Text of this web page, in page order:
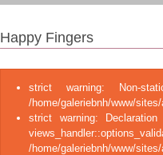
Happy Fingers
strict warning: Non-
/home/galeriebnh/www/
strict warning:
/home/galeriebnh/www/